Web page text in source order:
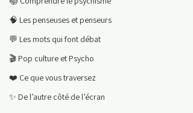
🧠 Les penseuses et penseurs
💬 Les mots qui font débat
🎬 Pop culture et Psycho
❤️ Ce que vous traversez
✨ De l’autre côté de l’écran